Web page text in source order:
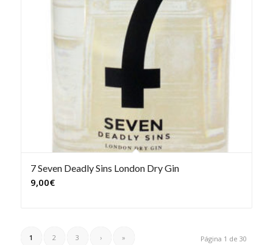
7 Seven Deadly Sins London Dry Gin
9,00€
Página 1 de 30
1 2 3 › »